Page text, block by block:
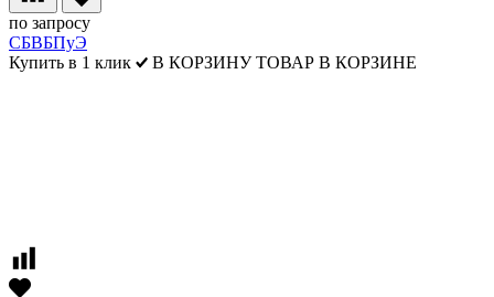
по запросу
СБВБПуЭ
Купить в 1 клик
В КОРЗИНУ ТОВАР В КОРЗИНЕ